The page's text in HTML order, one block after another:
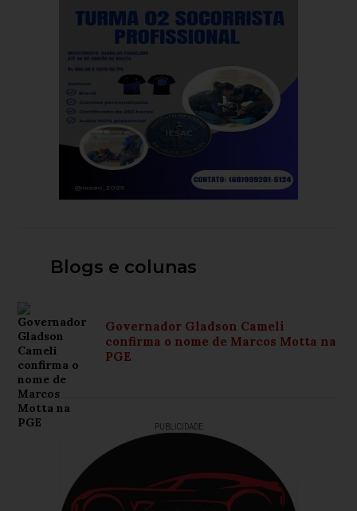
Blogs e colunas
Governador Gladson Cameli
confirma o nome de Marcos Motta na
PGE
PUBLICIDADE